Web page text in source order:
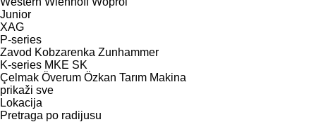
Junior
XAG
P-series
Zavod Kobzarenka Zunhammer
K-series MKE SK
Çelmak Överum Özkan Tarım Makina
prikaži sve
Lokacija
Pretraga po radijusu